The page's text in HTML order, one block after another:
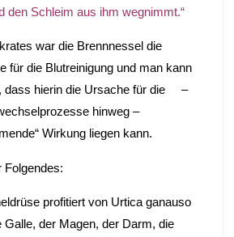
den Schleim aus ihm wegnimmt.“
war die Brennnessel die
für die Blutreinigung und man kann
dass hierin die Ursache für die –
hinweg –
Wirkung liegen kann.
Folgendes:
profitiert von Urtica ganauso
Galle, der Magen, der Darm, die